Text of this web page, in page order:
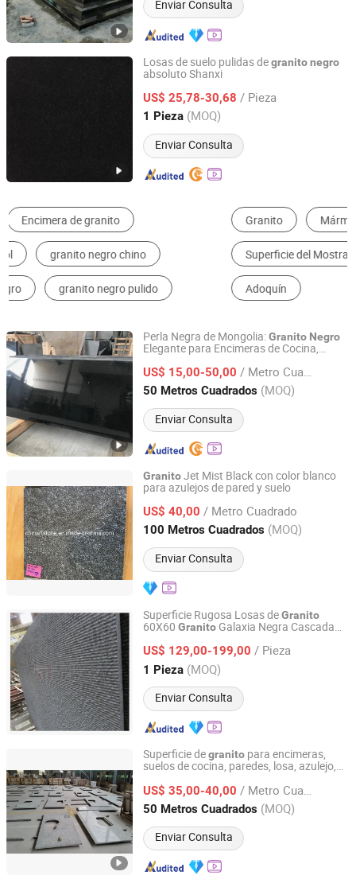
Enviar Consulta
Losas de suelo pulidas degranitonegro
absoluto Shanxi
US$ 25,78-30,68 / Pieza
1 Pieza (MOQ)
Enviar Consulta
Xiamen Quan Stone Imp. & Exp. Co., Ltd.
Desde 2015
Granito Mármol Lápida y Monumento
Superficie del Mostrador Piedra Artificial
Adoquín
Perla Negra de Mongolia:Granito Negro
Elegante para Encimeras de Cocina,
Exteriores, Revestimiento de Paredes y
Esculturas Artísticas
US$ 15,00-50,00 / Metro Cuadrado
50 Metros Cuadrados (MOQ)
Enviar Consulta
Xiamen Dinglei Stone Co.,LTD
Fujian, China Desde 2011
GranitoJet Mist Black con color blanco
para azulejos de pared y suelo
US$ 40,00 / Metro Cuadrado
100 Metros Cuadrados (MOQ)
Enviar Consulta
China Arts Building Material Group Co.,Limited
Fujian, China Desde 2015
Superficie Rugosa Losas deGranito
60X60 Granito Galaxia Negra Cascada
US$ 129,00-199,00 / Pieza
1 Pieza (MOQ)
Enviar Consulta
Newstar (Quanzhou) Industrial Co., Ltd.
Fujian, China Desde 2007
Superficie degranito para encimeras,
suelos de cocina, paredes, losa, azulejo,
verde
US$ 35,00-40,00 / Metro Cuadrado
50 Metros Cuadrados (MOQ)
Enviar Consulta
Xiamen Yeyang Import & Export Co., Ltd.
Fujian, China Desde 2010